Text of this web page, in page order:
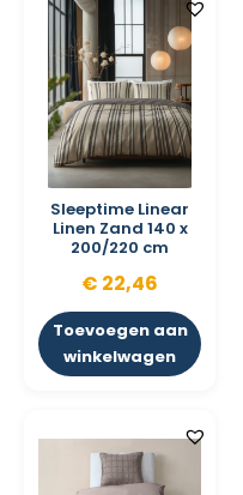
Sleeptime Linear
Linen Zand 140 x
200/220 cm
€ 22,46
Toevoegen aan
winkelwagen